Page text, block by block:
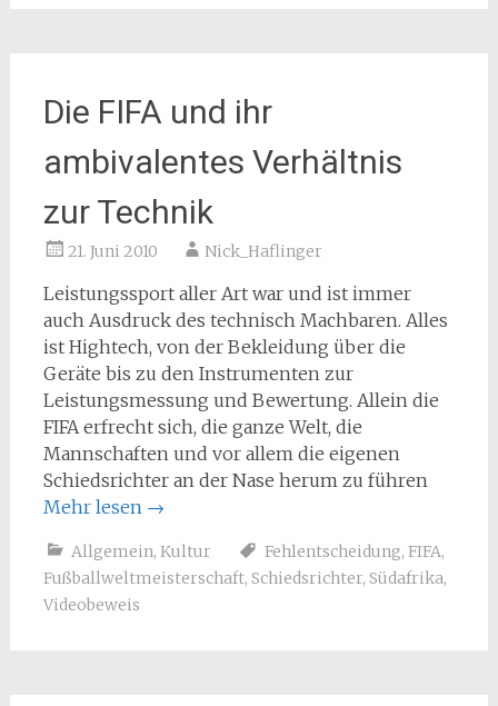
Die FIFA und ihr
ambivalentes Verhältnis
zur Technik
21. Juni 2010 Nick_Haflinger
Leistungssport aller Art war und ist immer
auch Ausdruck des technisch Machbaren. Alles
ist Hightech, von der Bekleidung über die
Geräte bis zu den Instrumenten zur
Leistungsmessung und Bewertung. Allein die
FIFA erfrecht sich, die ganze Welt, die
Mannschaften und vor allem die eigenen
Schiedsrichter an der Nase herum zu führen
Mehr lesen →
Allgemein, Kultur Fehlentscheidung, FIFA,
Fußballweltmeisterschaft, Schiedsrichter, Südafrika,
Videobeweis